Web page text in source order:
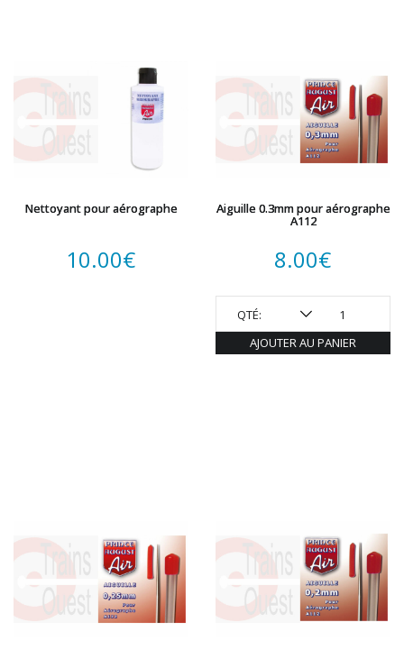
Nettoyant pour aérographe
10.00€
Aiguille 0.3mm pour aérographe
A112
8.00€
QTÉ:
AJOUTER AU PANIER